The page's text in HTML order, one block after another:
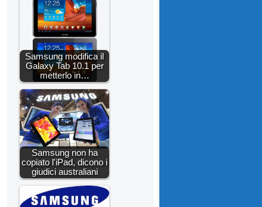
Samsung modifica il
Galaxy Tab 10.1 per
metterlo in…
Samsung non ha
copiato l'iPad, dicono i
giudici australiani